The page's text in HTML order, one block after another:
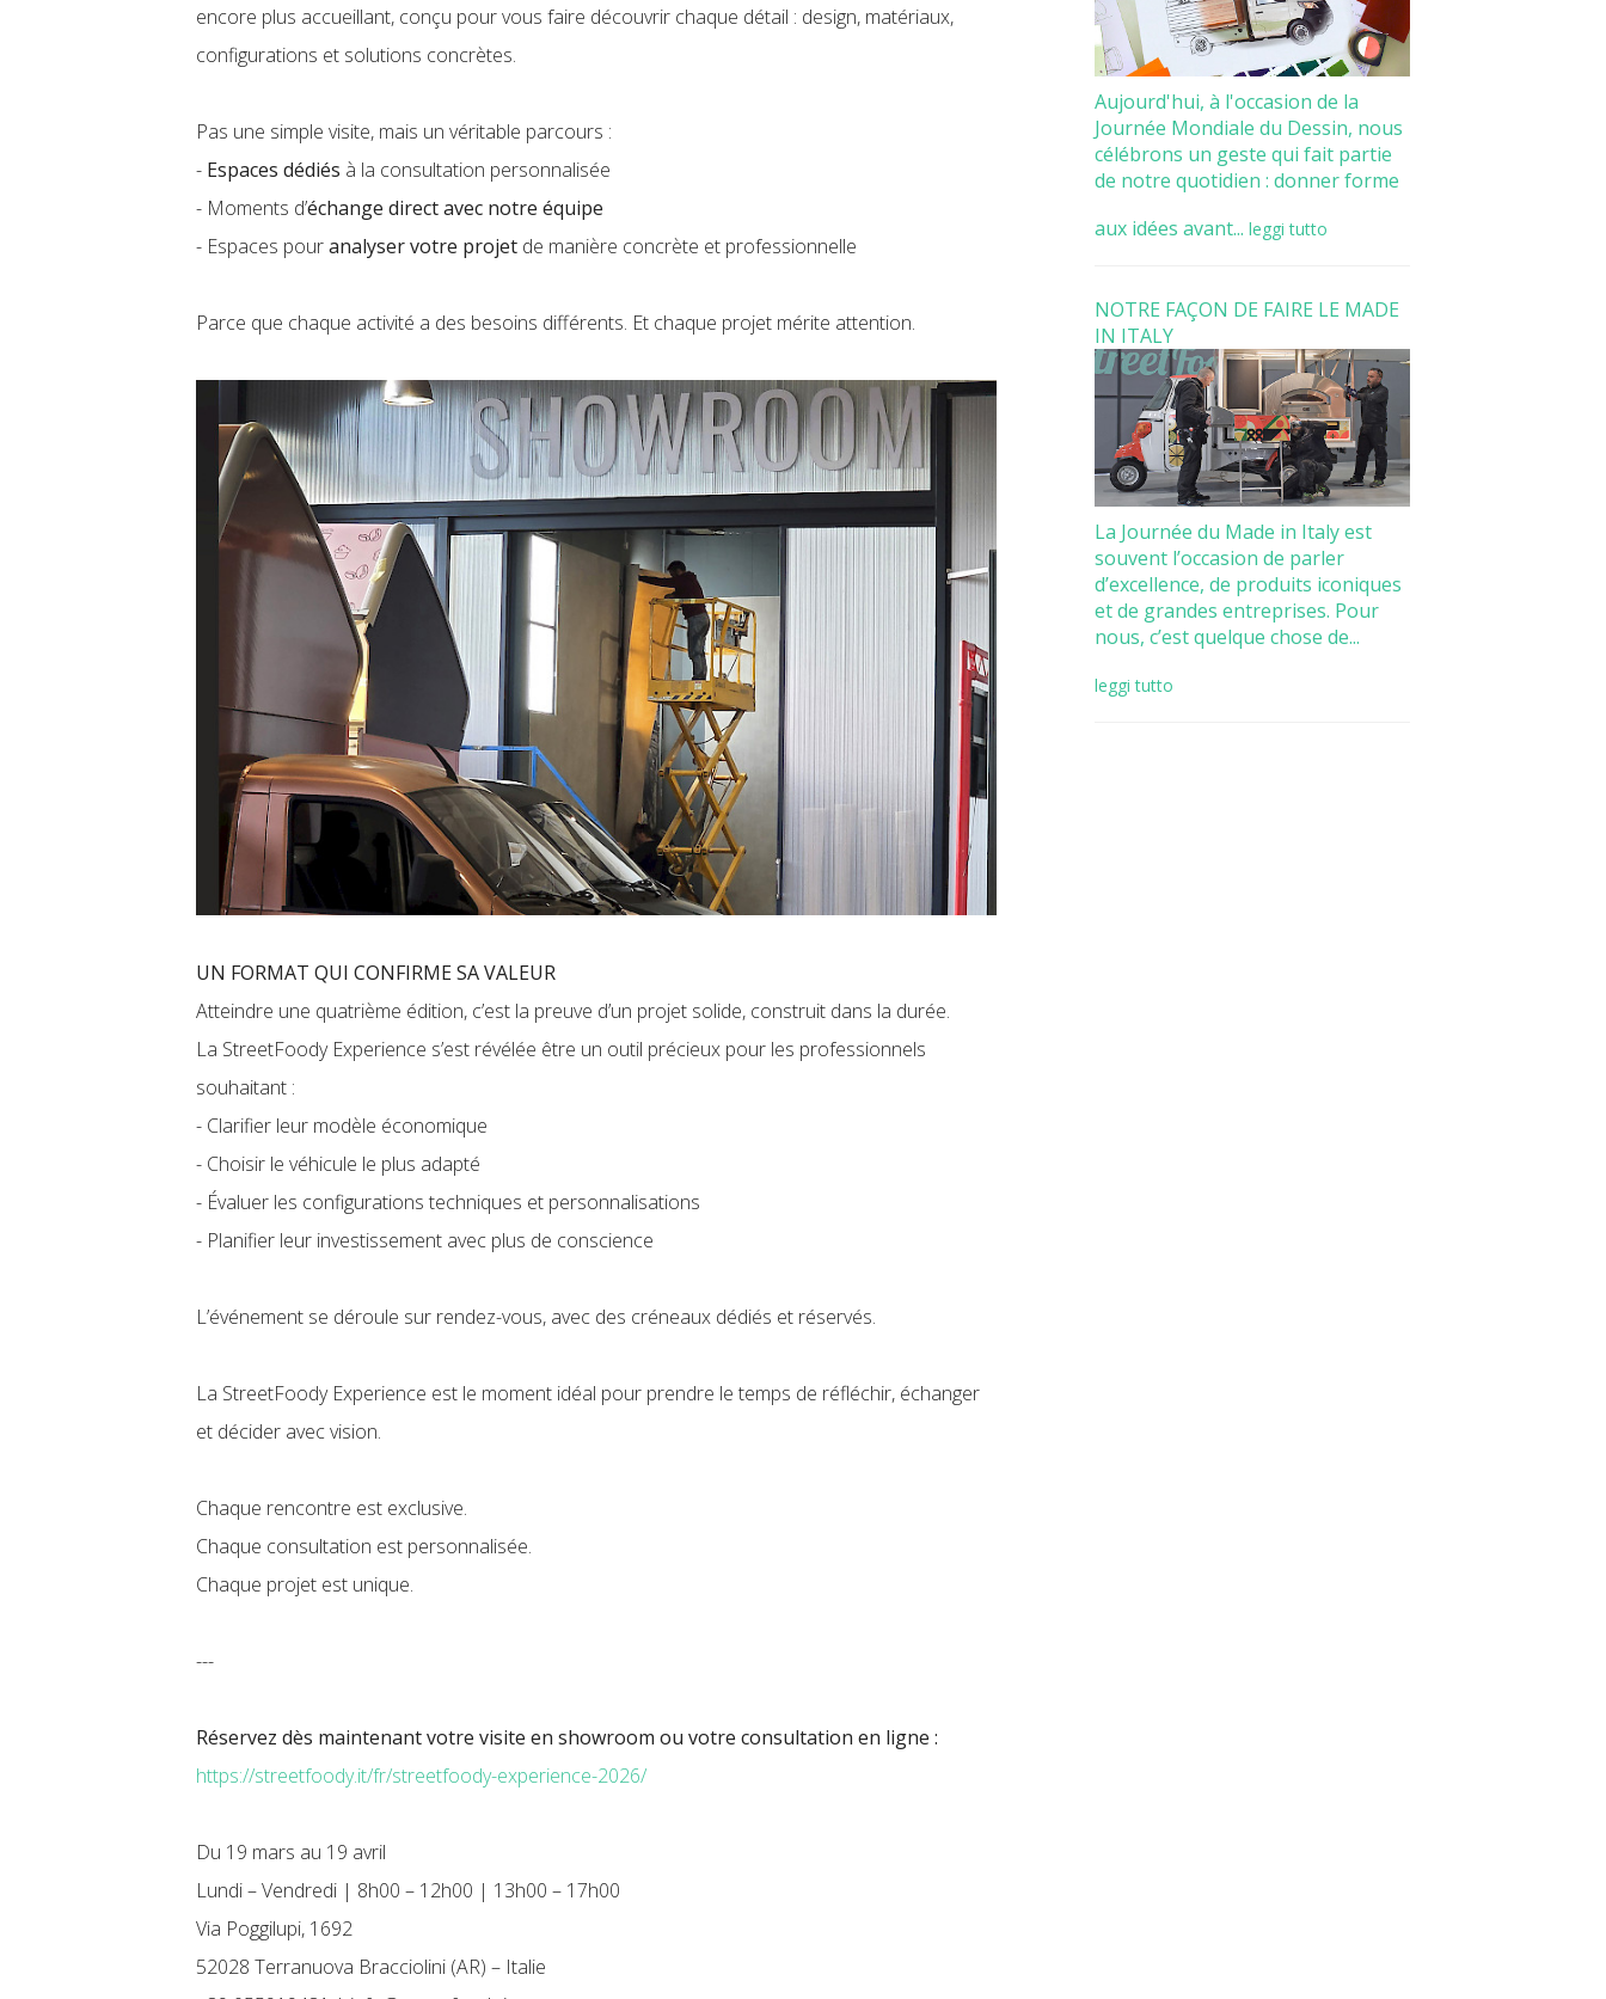
encore plus accueillant, conçu pour vous faire découvrir chaque détail : design, matériaux,
configurations et solutions concrètes.
Pas une simple visite, mais un véritable parcours :
- Espaces dédiés à la consultation personnalisée
- Moments d’échange direct avec notre équipe
- Espaces pouranalyser votre projet de manière concrète et professionnelle
Parce que chaque activité a des besoins différents. Et chaque projet mérite attention.
UN FORMAT QUI CONFIRME SA VALEUR
Atteindre une quatrième édition, c’est la preuve d’un projet solide, construit dans la durée.
La StreetFoody Experience s’est révélée être un outil précieux pour les professionnels
souhaitant :
- Clarifier leur modèle économique
- Choisir le véhicule le plus adapté
- Évaluer les configurations techniques et personnalisations
- Planifier leur investissement avec plus de conscience
L’événement se déroule sur rendez-vous, avec des créneaux dédiés et réservés.
La StreetFoody Experience est le moment idéal pour prendre le temps de réfléchir, échanger
et décider avec vision.
Chaque rencontre est exclusive.
Chaque consultation est personnalisée.
Chaque projet est unique.
---
Réservez dès maintenant votre visite en showroom ou votre consultation en ligne :
https://streetfoody.it/fr/streetfoody-experience-2026/
Du 19 mars au 19 avril
Lundi – Vendredi | 8h00 – 12h00 | 13h00 – 17h00
Via Poggilupi, 1692
52028 Terranuova Bracciolini (AR) – Italie
Aujourd'hui, à l'occasion de la
Journée Mondiale du Dessin, nous
célébrons un geste qui fait partie
de notre quotidien : donner forme
aux idées avant... leggi tutto
NOTRE FAÇON DE FAIRE LE MADE
IN ITALY
La Journée du Made in Italy est
souvent l’occasion de parler
d’excellence, de produits iconiques
et de grandes entreprises. Pour
nous, c’est quelque chose de...
leggi tutto